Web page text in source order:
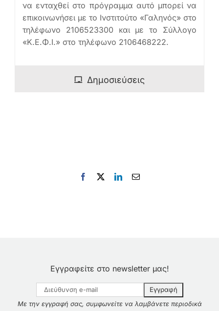
να ενταχθεί στο πρόγραμμα αυτό μπορεί να
επικοινωνήσει με το Ινστιτούτο «Γαληνός» στο
τηλέφωνο 2106523300 και με το Σύλλογο
«Κ.Ε.Φ.Ι.» στο τηλέφωνο 2106468222.
Δημοσιεύσεις
Facebook LinkedInEmail
Εγγραφείτε στο newsletter μας!
Με την εγγραφή σας, συμφωνείτε να λαμβάνετε περιοδικά